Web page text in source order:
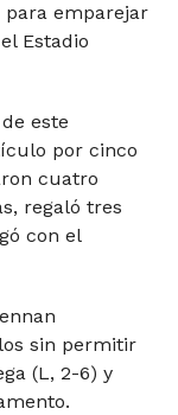
emparejar
Estadio
este
por cinco
cuatro
regaló tres
con el
sin permitir
(L, 2-6) y